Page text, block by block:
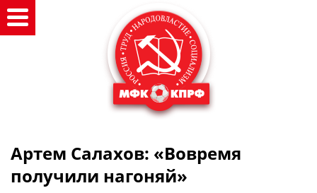
Артем Салахов: «Вовремя
получили нагоняй»